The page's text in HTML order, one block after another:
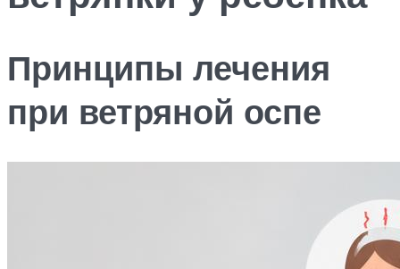
Принципы лечения
при ветряной оспе